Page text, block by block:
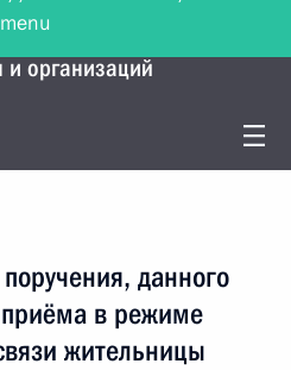
по работе с
организаций
данного
приёма в режиме
жительницы
menu